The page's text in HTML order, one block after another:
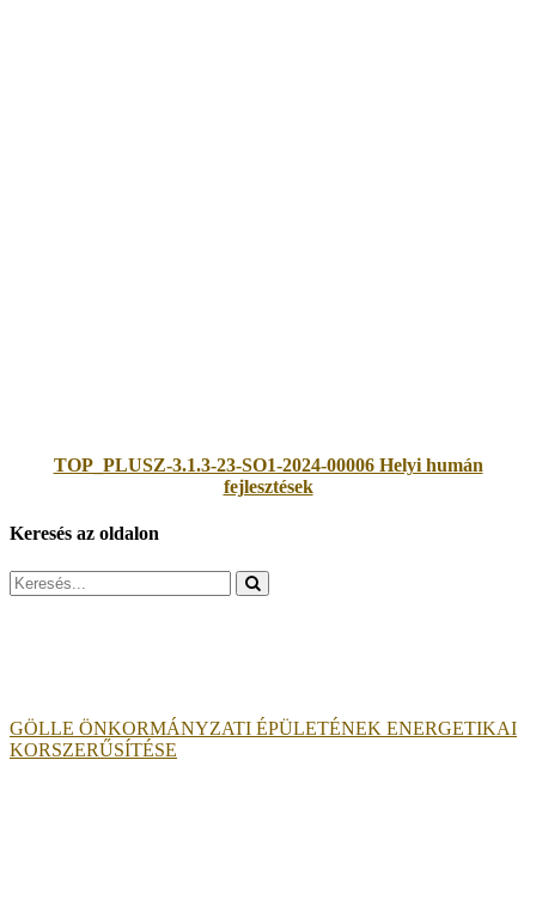
TOP_PLUSZ-3.1.3-23-SO1-2024-00006 Helyi humán
fejlesztések
Keresés az oldalon
Search
for:
GÖLLE ÖNKORMÁNYZATI ÉPÜLETÉNEK ENERGETIKAI
KORSZERŰSÍTÉSE